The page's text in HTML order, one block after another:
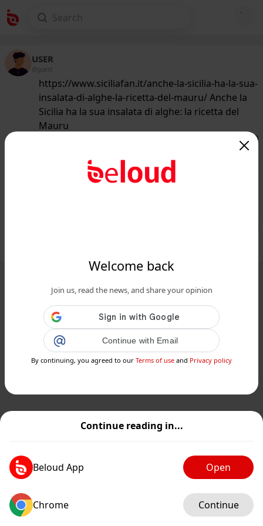
Continue reading in...
Beloud App Open
Chrome Continue
Welcome back
Join us, read the news, and share your opinion
Continue with Email
By continuing, you agreed to our Terms of use and Privacy policy
USER
@guest
https://www.siciliafan.it/anche-la-sicilia-ha-la-sua-
insalata-di-alghe-la-ricetta-del-mauru/ Anche la
Sicilia ha la sua insalata di alghe: la ricetta del
Mauru
/50
Anche la Sicilia ha la sua insalata di
alghe: 'U Mauru, il piatto che non ti